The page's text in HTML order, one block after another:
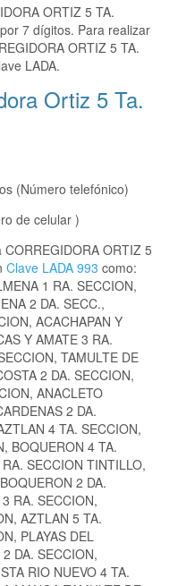
ORTIZ 5 TA.
7 dígitos. Para realizar
ORTIZ 5 TA.
LADA.
Ortiz 5 Ta.
(Número telefónico)
de celular )
ORTIZ 5
Clave LADA 993 como:
1 RA. SECCION,
2 DA. SECC.,
ACACHAPAN Y
Y AMATE 3 RA.
TAMULTE DE
2 DA. SECCION,
ANACLETO
2 DA.
4 TA. SECCION,
BOQUERON 4 TA.
SECCION TINTILLO,
2 DA.
RA. SECCION,
AZTLAN 5 TA.
PLAYAS DEL
DA. SECCION,
RIO NUEVO 4 TA.